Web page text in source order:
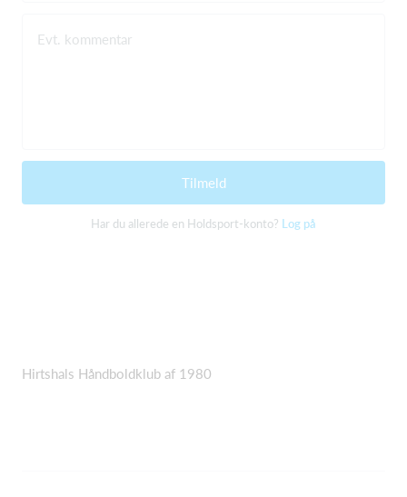
Evt. kommentar
Tilmeld
Har du allerede en Holdsport-konto? Log på
Hirtshals Håndboldklub af 1980